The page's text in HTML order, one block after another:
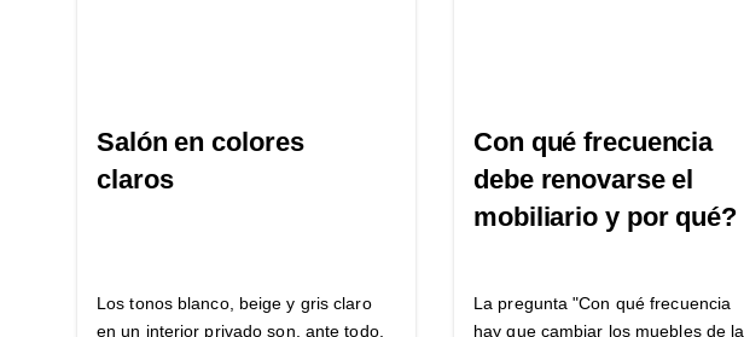
Salón en colores
claros
Los tonos blanco, beige y gris claro
en un interior privado son, ante todo,
Con qué frecuencia
debe renovarse el
mobiliario y por qué?
La pregunta "Con qué frecuencia
hay que cambiar los muebles de la